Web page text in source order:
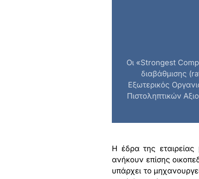
Οι «Strongest
διαβάθμισης
Εξωτερικός
Πιστοληπτικών
Η έδρα της εταιρείας
ανήκουν επίσης
υπάρχει το